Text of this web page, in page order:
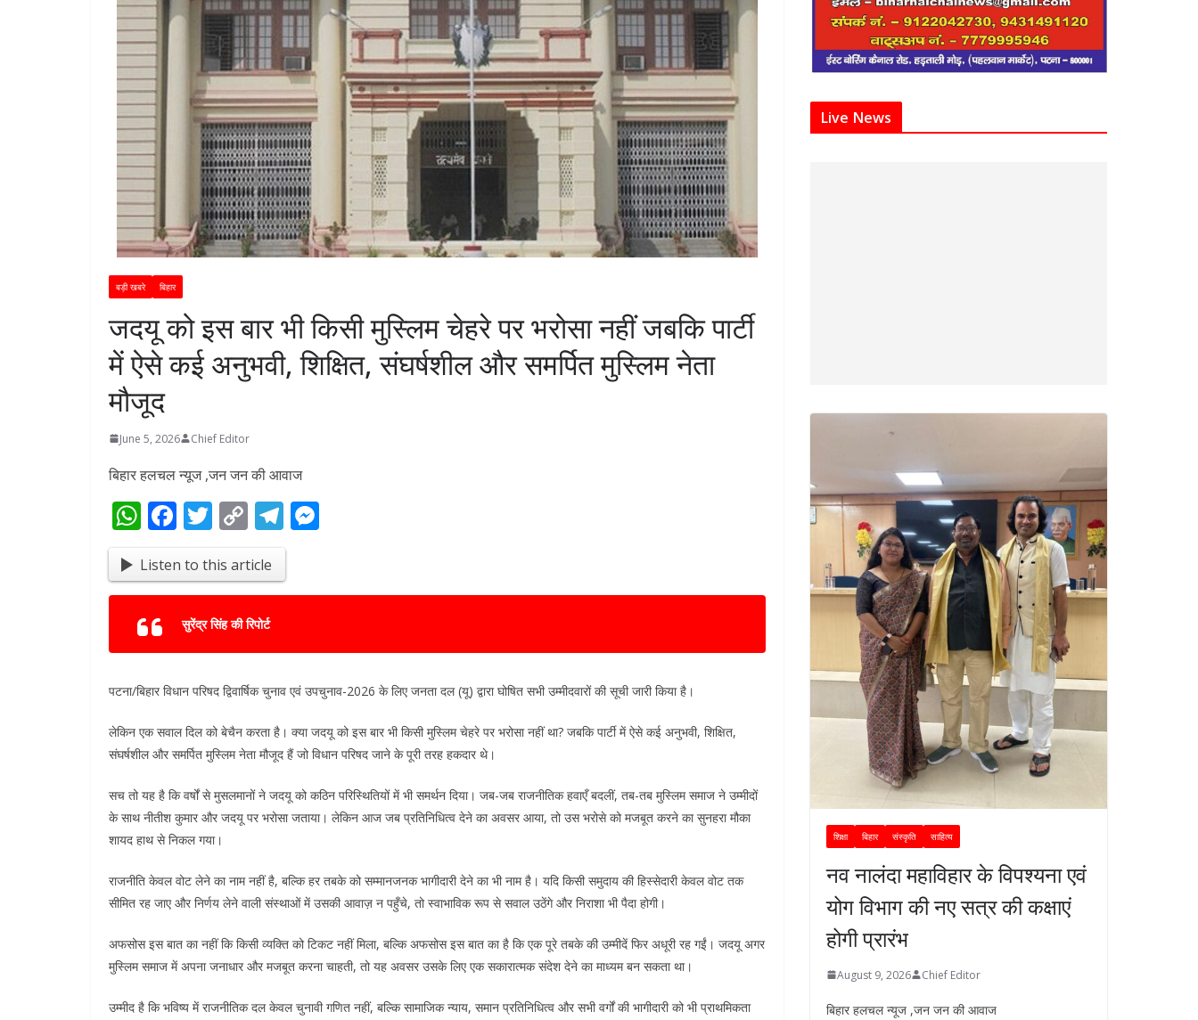
बड़ी खबरे बिहार
जदयू को इस बार भी किसी मुस्लिम चेहरे पर भरोसा नहीं जबकि पार्टी
में ऐसे कई अनुभवी, शिक्षित, संघर्षशील और समर्पित मुस्लिम नेता
मौजूद
June 5, 2026 Chief Editor
बिहार हलचल न्यूज ,जन जन की आवाज
W
at
s
A
p
p
F
e
b
o
o
k
T
itt
er
C
p
y
Li
n
k
T
el
e
gr
m
e
g
er
Listen to this article
सुरेंद्र सिंह की रिपोर्ट
पटना/बिहार विधान परिषद द्विवार्षिक चुनाव एवं उपचुनाव-2026 के लिए जनता दल (यू) द्वारा घोषित सभी उम्मीदवारों की सूची जारी किया है।
लेकिन एक सवाल दिल को बेचैन करता है। क्या जदयू को इस बार भी किसी मुस्लिम चेहरे पर भरोसा नहीं था? जबकि पार्टी में ऐसे कई अनुभवी, शिक्षित,
संघर्षशील और समर्पित मुस्लिम नेता मौजूद हैं जो विधान परिषद जाने के पूरी तरह हकदार थे।
सच तो यह है कि वर्षों से मुसलमानों ने जदयू को कठिन परिस्थितियों में भी समर्थन दिया। जब-जब राजनीतिक हवाएँ बदलीं, तब-तब मुस्लिम समाज ने उम्मीदों
के साथ नीतीश कुमार और जदयू पर भरोसा जताया। लेकिन आज जब प्रतिनिधित्व देने का अवसर आया, तो उस भरोसे को मजबूत करने का सुनहरा मौका
शायद हाथ से निकल गया।
राजनीति केवल वोट लेने का नाम नहीं है, बल्कि हर तबके को सम्मानजनक भागीदारी देने का भी नाम है। यदि किसी समुदाय की हिस्सेदारी केवल वोट तक
सीमित रह जाए और निर्णय लेने वाली संस्थाओं में उसकी आवाज़ न पहुँचे, तो स्वाभाविक रूप से सवाल उठेंगे और निराशा भी पैदा होगी।
अफसोस इस बात का नहीं कि किसी व्यक्ति को टिकट नहीं मिला, बल्कि अफसोस इस बात का है कि एक पूरे तबके की उम्मीदें फिर अधूरी रह गईं। जदयू अगर
मुस्लिम समाज में अपना जनाधार और मजबूत करना चाहती, तो यह अवसर उसके लिए एक सकारात्मक संदेश देने का माध्यम बन सकता था।
उम्मीद है कि भविष्य में राजनीतिक दल केवल चुनावी गणित नहीं, बल्कि सामाजिक न्याय, समान प्रतिनिधित्व और सभी वर्गों की भागीदारी को भी प्राथमिकता
Live News
शिक्षा बिहार संस्कृति साहित्य
नव नालंदा महाविहार के विपश्यना एवं
योग विभाग की नए सत्र की कक्षाएं
होगी प्रारंभ
August 9, 2026 Chief Editor
बिहार हलचल न्यूज ,जन जन की आवाज